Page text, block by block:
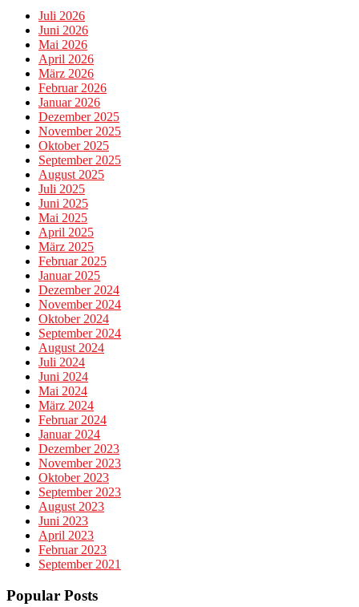
Juli 2026
Juni 2026
Mai 2026
April 2026
März 2026
Februar 2026
Januar 2026
Dezember 2025
November 2025
Oktober 2025
September 2025
August 2025
Juli 2025
Juni 2025
Mai 2025
April 2025
März 2025
Februar 2025
Januar 2025
Dezember 2024
November 2024
Oktober 2024
September 2024
August 2024
Juli 2024
Juni 2024
Mai 2024
März 2024
Februar 2024
Januar 2024
Dezember 2023
November 2023
Oktober 2023
September 2023
August 2023
Juni 2023
April 2023
Februar 2023
September 2021
Popular Posts